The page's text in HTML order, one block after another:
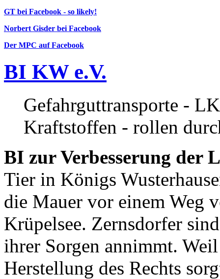
GT bei Facebook - so likely!
Norbert Gisder bei Facebook
Der MPC auf Facebook
BI KW e.V.
Gefahrguttransporte -
Kraftstoffen - rollen
BI zur Verbesserung der
Tier in Königs
die Mauer vor einem Weg
Krüpelsee. Zernsdorfer
ihrer Sorgen annimmt.
Herstellung des Rechts